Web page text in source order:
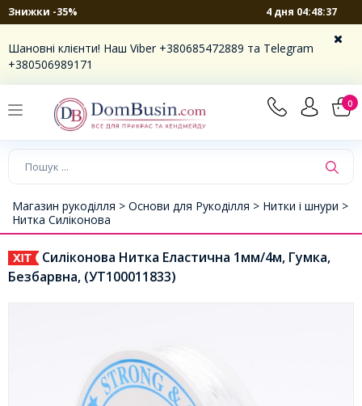
Знижки -35% 4 дня 04:48:37
Шановні клієнти! Наш Viber +380685472889 та Telegram
+380506989171
0
Магазин рукоділля > Основи для Рукоділля > Нитки і шнури >
Нитка Силіконова
Силіконова Нитка Еластична 1мм/4м, Гумка,
Безбарвна, (УТ100011833)